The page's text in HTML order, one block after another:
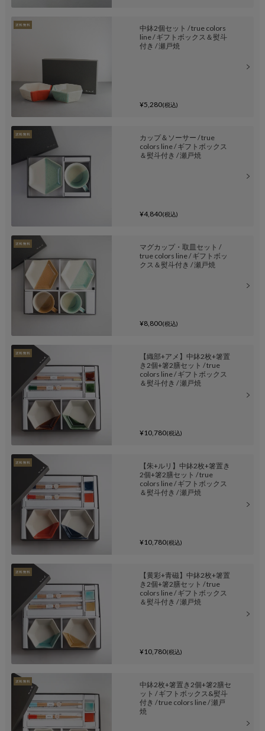
中鉢2個セット / true colors
line / ギフトボックス＆熨斗
付き / 瀬戸焼
¥5,280(税込)
カップ＆ソーサー / true
colors line / ギフトボックス
＆熨斗付き / 瀬戸焼
¥4,840(税込)
マグカップ・取皿セット /
true colors line / ギフトボッ
クス＆熨斗付き / 瀬戸焼
¥8,800(税込)
【織部+アメ】中鉢2枚+箸置
き2個+箸2膳セット / true
colors line / ギフトボックス
＆熨斗付き / 瀬戸焼
¥10,780(税込)
【朱+ルリ】中鉢2枚+箸置き
2個+箸2膳セット / true
colors line / ギフトボックス
＆熨斗付き / 瀬戸焼
¥10,780(税込)
【黄彩+青磁】中鉢2枚+箸置
き2個+箸2膳セット / true
colors line / ギフトボックス
＆熨斗付き / 瀬戸焼
¥10,780(税込)
中鉢2枚+箸置き2個+箸2膳セ
ット / ギフトボックス&熨斗
付き / true colors line / 瀬戸
焼